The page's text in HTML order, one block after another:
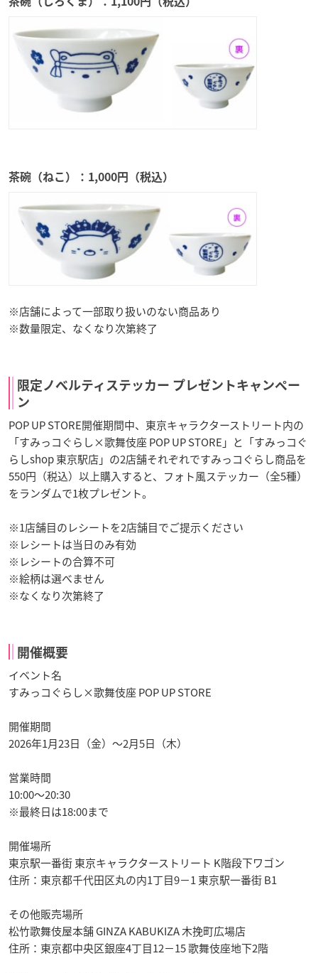
茶碗（ねこ）：1,000円（税込）
※店舗によって一部取り扱いのない商品あり
※数量限定、なくなり次第終了
限定ノベルティステッカー プレゼントキャンペー
ン
POP UP STORE開催期間中、東京キャラクターストリート内の
「すみっコぐらし×歌舞伎座 POP UP STORE」と「すみっコぐ
らしshop 東京駅店」の2店舗それぞれですみっコぐらし商品を
550円（税込）以上購入すると、フォト風ステッカー（全5種）
をランダムで1枚プレゼント。
※1店舗目のレシートを2店舗目でご提示ください
※レシートは当日のみ有効
※レシートの合算不可
※絵柄は選べません
※なくなり次第終了
開催概要
イベント名
すみっコぐらし×歌舞伎座 POP UP STORE
開催期間
2026年1月23日（金）～2月5日（木）
営業時間
10:00～20:30
※最終日は18:00まで
開催場所
東京駅一番街 東京キャラクターストリート K階段下ワゴン
住所：東京都千代田区丸の内1丁目9−1 東京駅一番街 B1
その他販売場所
松竹歌舞伎屋本舗 GINZA KABUKIZA 木挽町広場店
住所：東京都中央区銀座4丁目12−15 歌舞伎座地下2階